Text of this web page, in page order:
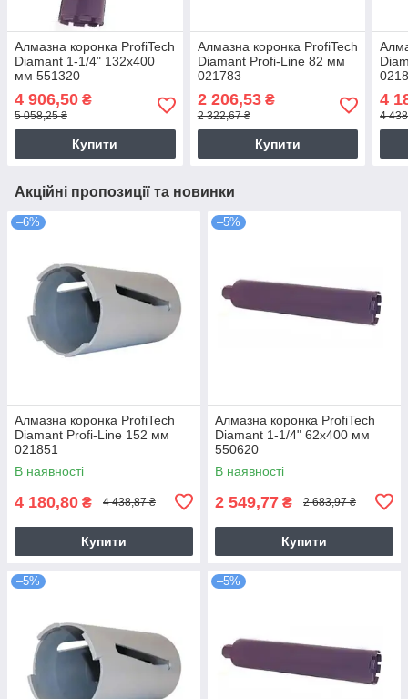
Алмазна коронка ProfiTech
Diamant 1-1/4" 132x400
мм 551320
4 906,50 ₴
5 058,25 ₴
Купити
Алмазна коронка ProfiTech
Diamant Profi-Line 82 мм
021783
2 206,53₴
2 322,67 ₴
Купити
4
4
Акційні пропозиції та новинки
–6%
Алмазна коронка ProfiTech
Diamant Profi-Line 152 мм
021851
В наявності
4 180,80 ₴ 4 438,87 ₴
Купити
–5%
Алмазна коронка ProfiTech
Diamant 1-1/4" 62x400 мм
550620
В наявності
2 549,77 ₴ 2 683,97 ₴
Купити
–5% –5%